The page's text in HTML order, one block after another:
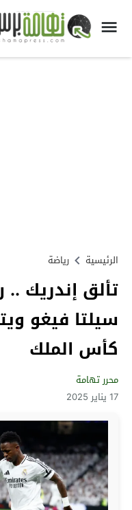
الرئيسية رياضة
تألق إندريك ..
سيلتا فيغو
كأس الملك
محرر تهامة
17 يناير 2025